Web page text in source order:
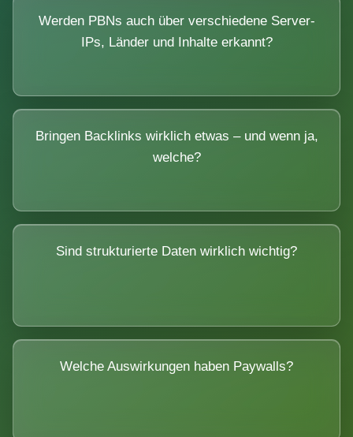
Werden PBNs auch über verschiedene Server-
IPs, Länder und Inhalte erkannt?
Bringen Backlinks wirklich etwas – und wenn ja,
welche?
Sind strukturierte Daten wirklich wichtig?
Welche Auswirkungen haben Paywalls?